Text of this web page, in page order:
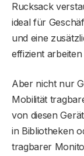
Rucksack
ideal für
und eine
effizient
Aber nicht nur
Mobilität
von diesen
in Bibliotheken
tragbarer